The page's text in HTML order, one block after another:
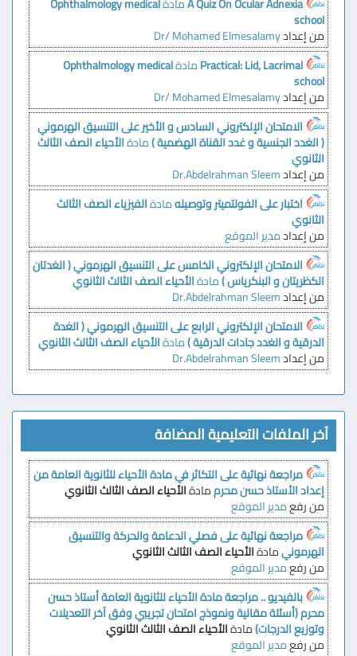
school
من إعدادDr/ Mohamed Elmesalamy
Practical: Lid, LacrimalمادةOphthalmology medical
school
من إعدادDr/ Mohamed Elmesalamy
الامتحان الإلكتروني السادس و الأخير على التنسيق الهرموني
( الغدد الجنسية و غدد القناة الهضمية )مادةالأحياء الصف الثالث
الثانوي
من إعدادDr.Abdelrahman Sleem
اختبار على الفولتميتر وتوصيلهمادةالفيزياء الصف الثالث
الثانوي
من إعدادمدير الموقع
الامتحان الإلكتروني الخامس على التنسيق الهرموني ( الغدتان
الكظريتان و البنكرياس )مادةالأحياء الصف الثالث الثانوي
من إعدادDr.Abdelrahman Sleem
الامتحان الإلكتروني الرابع على التنسيق الهرموني ( الغدة
الدرقية و الغدد جادات الدرقية )مادةالأحياء الصف الثالث الثانوي
من إعدادDr.Abdelrahman Sleem
آخر الملفات التعليمية المضافة
مراجعة نهائية على التكاثر في مادة الأحياء للثانوية العامة من
إعداد الأستاذ حسن محرممادةالأحياء الصف الثالث الثانوي
من رفعمدير الموقع
مراجعة نهائية على فصلي الدعامة والحركة والتنسيق
الهرمونيمادةالأحياء الصف الثالث الثانوي
من رفعمدير الموقع
بالفيديو .. مراجعة مادة الأحياء للثانوية العامة أستاذ حسن
محرم (أسئلة مقالية ونموذج امتحان تجريبي وفق آخر التعديلات
وتوزيع الدرجات)مادةالأحياء الصف الثالث الثانوي
من رفعمدير الموقع